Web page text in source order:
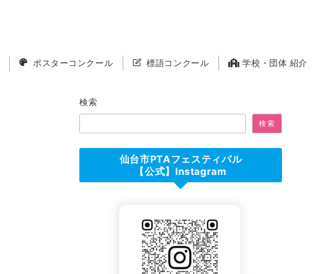
ポスターコンクール 標語コンクール 学校・団体 紹介
検索
検索
仙台市PTAフェスティバル
【公式】Instagram